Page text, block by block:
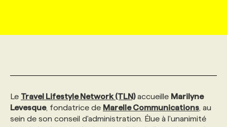
INITIATIVES NUMÉRIQUES
PRIX ET DISTINCTIONS
GEO/SEO
ANNONCEZ AVEC NOUS
PROFIL ENTREPRISE
FAQ
ANNONCEZ AVEC NOUS
NOS PARCOURS DE FORMATIONS
FORMATIONS PERSONNALISÉES
SERVICE DE CHASSE DE TÊTE
NOS TARIFS
Le Travel Lifestyle Network (TLN)accueille Marilyne
Levesque, fondatrice de Marelle Communications , au
sein de son conseil d'administration. Élue à l'unanimité